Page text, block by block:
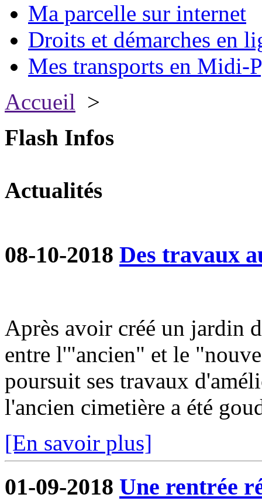
Ma parcelle sur internet
Droits et démarches en
Mes transports en Midi-
Accueil >
Flash Infos
Actualités
08-10-2018 Des travaux
Après avoir créé un jardin
entre l'"ancien" et le
poursuit ses travaux
l'ancien cimetière a été
[En savoir plus]
01-09-2018 Une rentrée